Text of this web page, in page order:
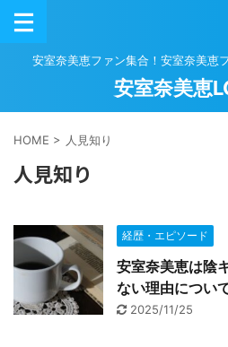
安室奈美恵ファン集合！安室奈美恵
安室奈美恵
HOME > 人見知り
人見知り
経歴・エピソード
安室奈美恵は陰
ない理由につい
2025/11/25